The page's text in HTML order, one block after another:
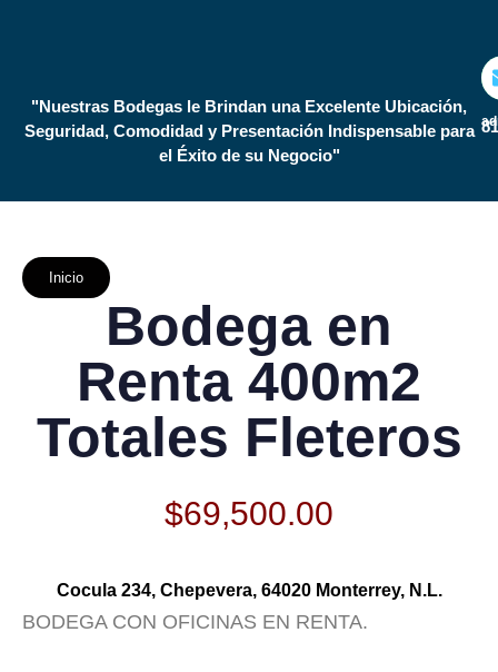
"Nuestras Bodegas le Brindan una Excelente Ubicación,
Seguridad, Comodidad y Presentación Indispensable para
el Éxito de su Negocio"
Inicio
Bodega en
Renta 400m2
Totales Fleteros
$69,500.00
Cocula 234, Chepevera, 64020 Monterrey, N.L.
BODEGA CON OFICINAS EN RENTA.